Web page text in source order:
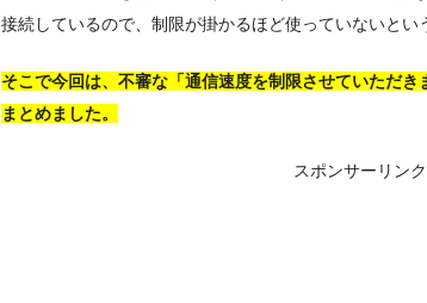
接続しているので、制限が掛かるほど使っていないとい
そこで今回は、不審な「通信速度を制限させていただ
まとめました。
スポンサーリンク